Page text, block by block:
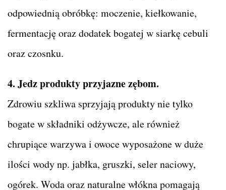
odpowiednią obróbkę: moczenie, kiełkowanie,
fermentację oraz dodatek bogatej w siarkę cebuli
oraz czosnku.
4. Jedz produkty przyjazne zębom.
Zdrowiu szkliwa sprzyjają produkty nie tylko
bogate w składniki odżywcze, ale również
chrupiące warzywa i owoce wyposażone w duże
ilości wody np. jabłka, gruszki, seler naciowy,
ogórek. Woda oraz naturalne włókna pomagają